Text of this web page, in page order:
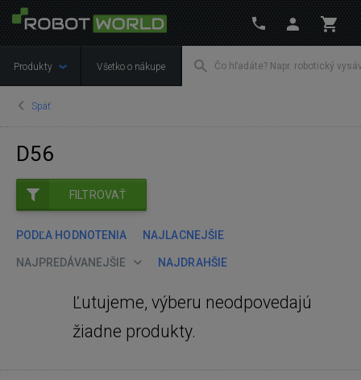
Produkty Všetko o nákupe
Späť
D56
FILTROVAŤ
PODĽA HODNOTENIA NAJLACNEJŠIE
NAJPREDÁVANEJŠIE NAJDRAHŠIE
Ľutujeme, výberu neodpovedajú
žiadne produkty.